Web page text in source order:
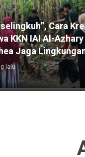
HEADLINE
Pemkab
Prioritas, 400
JKN
2 hari ago yang lalu